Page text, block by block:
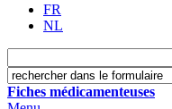
FR
NL
Fiches médicamenteuses